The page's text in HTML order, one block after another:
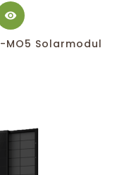
visibility
MO5 Solarmodul